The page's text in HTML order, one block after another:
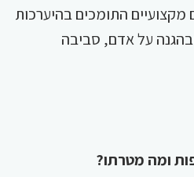
מקצועיים התומכים בהיערכות
על אדם, סביבה
ומה מטרתו?